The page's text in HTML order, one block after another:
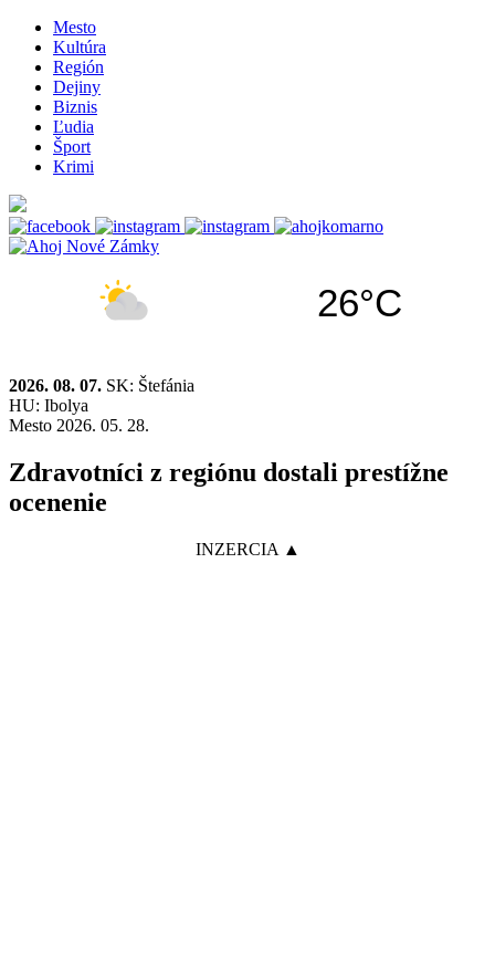
Mesto
Kultúra
Región
Dejiny
Biznis
Ľudia
Šport
Krimi
26°C
2026. 08. 07. SK: Štefánia
HU: Ibolya
Mesto 2026. 05. 28.
Zdravotníci z regiónu dostali prestížne
ocenenie
INZERCIA ▲